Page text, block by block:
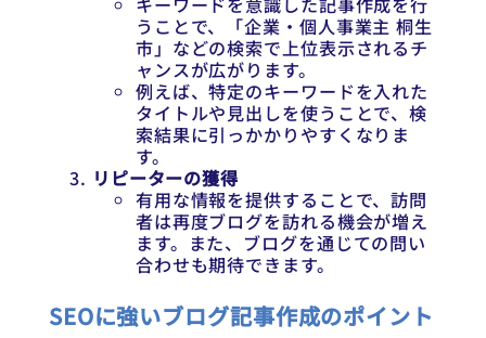
うことで、「企業・個人事業主 桐生
市」などの検索で上位表示されるチ
ャンスが広がります。
例えば、特定のキーワードを入れた
タイトルや見出しを使うことで、検
索結果に引っかかりやすくなりま
す。
リピーターの獲得
有用な情報を提供することで、訪問
者は再度ブログを訪れる機会が増え
ます。また、ブログを通じての問い
合わせも期待できます。
SEOに強いブログ記事作成のポイント